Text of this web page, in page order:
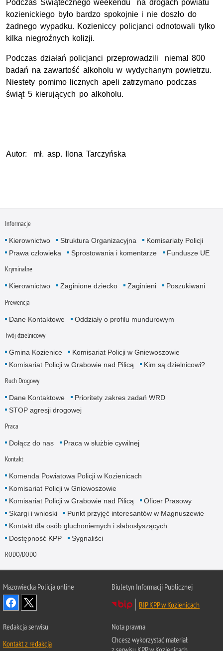
Podczas Świątecznego weekendu na drogach powiatu
kozienickiego było bardzo spokojnie i nie doszło do
żadnego wypadku. Kozieniccy policjanci odnotowali tylko
kilka niegroźnych kolizji.
Podczas działań policjanci przeprowadzili niemal 800
badań na zawartość alkoholu w wydychanym powietrzu.
Niestety pomimo licznych apeli zatrzymano podczas
świąt 5 kierujących po alkoholu.
Autor: mł. asp. Ilona Tarczyńska
Informacje
Kierownictwo Struktura Organizacyjna
Komisariaty Policji
Prawa człowieka
Sprostowania i komentarze Fundusze UE
Kryminalne
Kierownictwo Zaginione dziecko Zaginieni Poszukiwani
Prewencja
Dane Kontaktowe Oddziały o profilu mundurowym
Twój dzielnicowy
Gmina Kozienice
Komisariat Policji w Gniewoszowie
Komisariat Policji w Grabowie nad Pilicą
Kim są dzielnicowi?
Ruch Drogowy
Dane Kontaktowe
Prioritety zakres zadań WRD
STOP agresji drogowej
Praca
Dołącz do nas Praca w służbie cywilnej
Kontakt
Komenda Powiatowa Policji w Kozienicach
Komisariat Policji w Gniewoszowie
Komisariat Policji w Grabowie nad Pilicą
Oficer Prasowy
Skargi i wnioski
Punkt przyjęć interesantów w Magnuszewie
Kontakt dla osób głuchoniemych i słabosłyszących
Dostępność KPP
Sygnaliści
RODO/DODO
Mazowiecka Policja online
Biuletyn Informacji Publicznej
BIP KPP w Kozienicach
Redakcja serwisu
Kontakt z redakcją
Nota prawna
Chcesz wykorzystać materiał